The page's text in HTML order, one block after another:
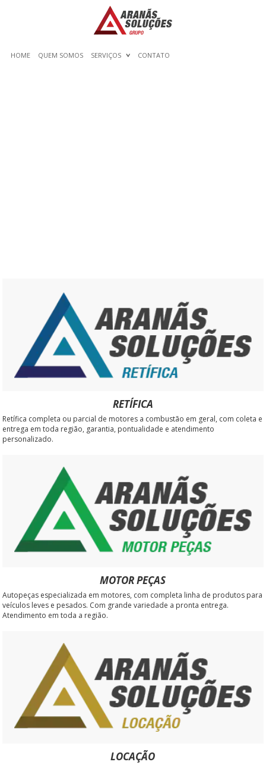
HOME QUEM SOMOS SERVIÇOS CONTATO
RETÍFICA
Retífica completa ou parcial de motores a combustão em geral, com coleta e
entrega em toda região, garantia, pontualidade e atendimento
personalizado.
MOTOR PEÇAS
Autopeças especializada em motores, com completa linha de produtos para
veículos leves e pesados. Com grande variedade a pronta entrega.
Atendimento em toda a região.
LOCAÇÃO